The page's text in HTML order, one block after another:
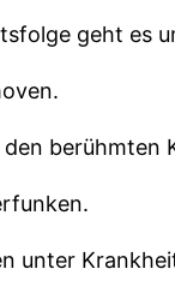
geht es
berühmten
unter